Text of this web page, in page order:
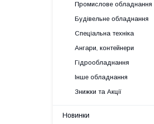
Промислове обладнання
Будівельне обладнання
Спеціальна техніка
Ангари, контейнери
Гідрообладнання
Інше обладнання
Знижки та Акції
Новинки